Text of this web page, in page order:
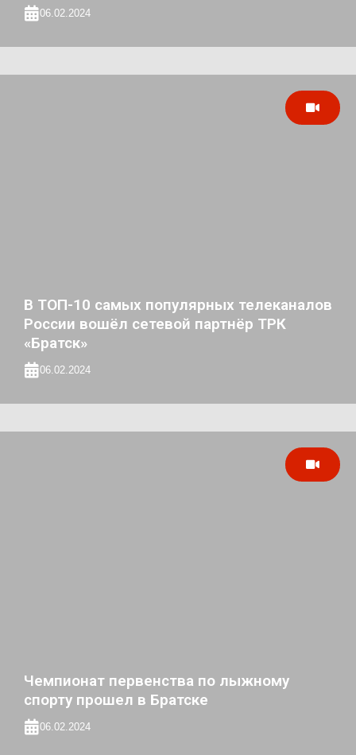
06.02.2024
В ТОП-10 самых популярных телеканалов
России вошёл сетевой партнёр ТРК
«Братск»
06.02.2024
Чемпионат первенства по лыжному
спорту прошел в Братске
06.02.2024